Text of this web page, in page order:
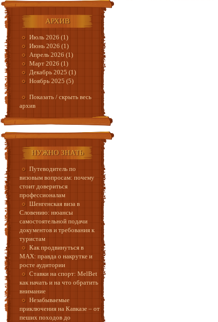
АРХИВ
Июль 2026 (1)
Июнь 2026 (1)
Апрель 2026 (1)
Март 2026 (1)
Декабрь 2025 (1)
Ноябрь 2025 (5)
Показать / скрыть весь
архив
НУЖНО ЗНАТЬ
Путеводитель по
визовым вопросам: почему
стоит довериться
профессионалам
Шенгенская виза в
Словению: нюансы
самостоятельной подачи
документов и требования к
туристам
Как продвинуться в
MAX: правда о накрутке и
росте аудитории
Ставки на спорт: MelBet
как начать и на что обратить
внимание
Незабываемые
приключения на Кавказе – от
пеших походов до